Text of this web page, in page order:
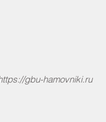
gbu-hamovniki.ru